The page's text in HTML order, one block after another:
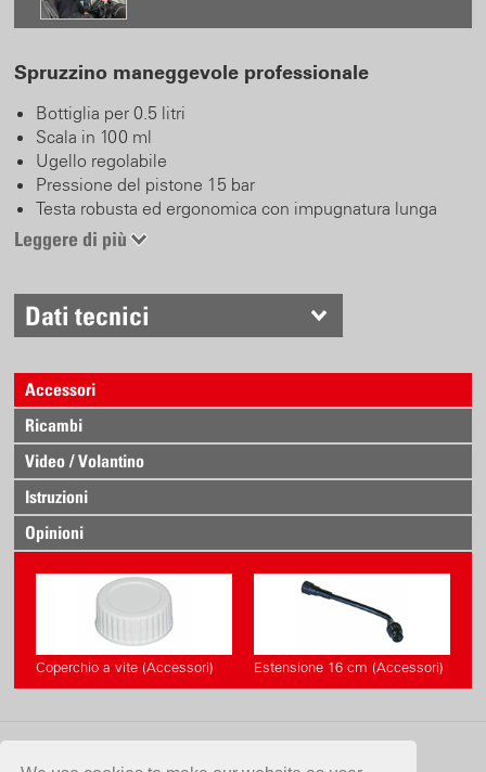
Spruzzino maneggevole professionale
Bottiglia per 0.5 litri
Scala in 100 ml
Ugello regolabile
Pressione del pistone 15 bar
Testa robusta ed ergonomica con impugnatura lunga
Stampa color rosso (per acidi)
Leggere di più
Dati tecnici
Accessori
Ricambi
Video / Volantino
Istruzioni
Opinioni
Coperchio a vite (Accessori) Estensione 16 cm (Accessori)